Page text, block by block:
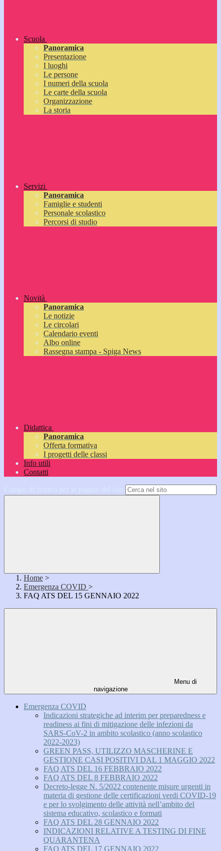
Scuola
Panoramica
Presentazione
I luoghi
Le persone
I numeri della scuola
Le carte della scuola
Organizzazione
La storia
Servizi
Panoramica
Famiglie e studenti
Personale scolastico
Percorsi di studio
Novità
Panoramica
Le notizie
Le circolari
Calendario eventi
Albo online
Rassegna stampa - Spiga News
Didattica
Panoramica
Offerta formativa
I progetti delle classi
Info utili
Contatti
Home >
Emergenza COVID >
FAQ ATS DEL 15 GENNAIO 2022
Menu di
navigazione
Emergenza COVID
Indicazioni strategiche ad interim per preparedness e
readiness ai fini di mitigazione delle infezioni da
SARS-CoV-2 in ambito scolastico (anno scolastico
2022-2023)
GREEN PASS, UTILIZZO MASCHERINE E
GESTIONE CASI POSITIVI DAL 1 MAGGIO 2022
FAQ ATS DEL 16 FEBBRAIO 2022
FAQ ATS DEL 8 FEBBRAIO 2022
Decreto-legge N. 5/2022 contenente misure urgenti in
materia di gestione delle certificazioni verdi COVID-19
e per lo svolgimento delle attività nell’ambito del
sistema educativo, scolastico e formati
FAQ ATS DEL 28 GENNAIO 2022
INDICAZIONI RELATIVE A TESTING DI FINE
QUARANTENA
FAQ ATS DEL 17 GENNAIO 2022